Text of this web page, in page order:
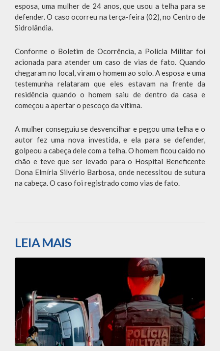
esposa, uma mulher de 24 anos, que usou a telha para se
defender. O caso ocorreu na terça-feira (02), no Centro de
Sidrolândia.
Conforme o Boletim de Ocorrência, a Polícia Militar foi
acionada para atender um caso de vias de fato. Quando
chegaram no local, viram o homem ao solo. A esposa e uma
testemunha relataram que eles estavam na frente da
residência quando o homem saiu de dentro da casa e
começou a apertar o pescoço da vítima.
A mulher conseguiu se desvencilhar e pegou uma telha e o
autor fez uma nova investida, e ela para se defender,
golpeou a cabeça dele com a telha. O homem ficou caído no
chão e teve que ser levado para o Hospital Beneficente
Dona Elmíria Silvério Barbosa, onde necessitou de sutura
na cabeça. O caso foi registrado como vias de fato.
LEIA MAIS